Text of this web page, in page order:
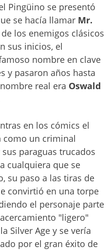
Pingüino se presentó
se hacía llamar Mr.
los enemigos clásicos
sus inicios, el
nombre en clave
y pasaron años hasta
real era Oswald
en los cómics el
como un criminal
paraguas trucados
cualquiera que se
su paso a las tiras de
convirtió en una torpe
el personaje parte
"ligero"
Silver Age y se vería
por el gran éxito de